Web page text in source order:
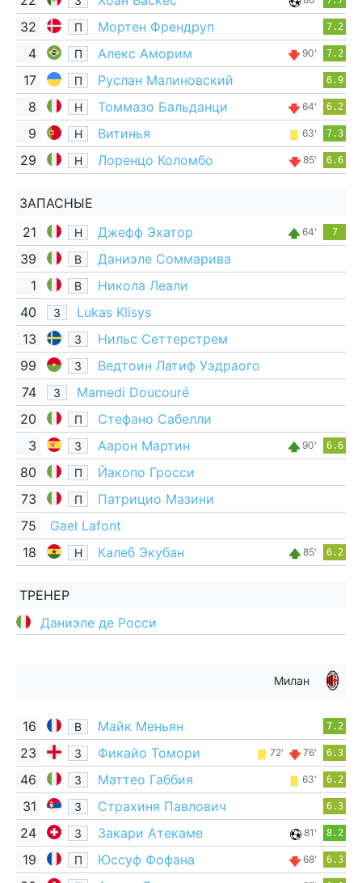
32 П Мортен Френдруп 7.2
4 П Алекс Аморим 90' 7.2
17 П Руслан Малиновский 6.9
8 Н Томмазо Бальданци 64' 6.2
9 Н Витинья 63' 7.3
29 Н Лоренцо Коломбо 85' 6.6
ЗАПАСНЫЕ
21
Н Джефф Эхатор 64' 7
39 В
Даниэле Соммарива
1
В
Никола Леали
40
З
Lukas Klisys
13
З
Нильс Сеттерстрем
99
З
Ведтоин Латиф Уэдраого
74
З
Mamedi Doucouré
20
П
Стефано Сабелли
3
З Аарон Мартин 90' 6.6
80 П
Йакопо Гросси
73
П
Патрицио Мазини
75
Gael Lafont
18
Н Калеб Экубан 85' 6.2
ТРЕНЕР
Даниэле де Росси
Милан
16 В Майк Меньян 7.2
23 З Фикайо Томори 72' 76' 6.3
46 З Маттео Габбия 63' 6.2
31 З Страхиня Павлович 6.3
24 З Закари Атекаме 81' 8.2
19 П Юссуф Фофана 68' 6.3